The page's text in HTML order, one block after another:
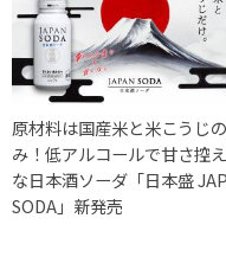
原材料は国産米と米こうじの
み！低アルコールで甘さ控
な日本酒ソーダ「日本盛
SODA」新発売